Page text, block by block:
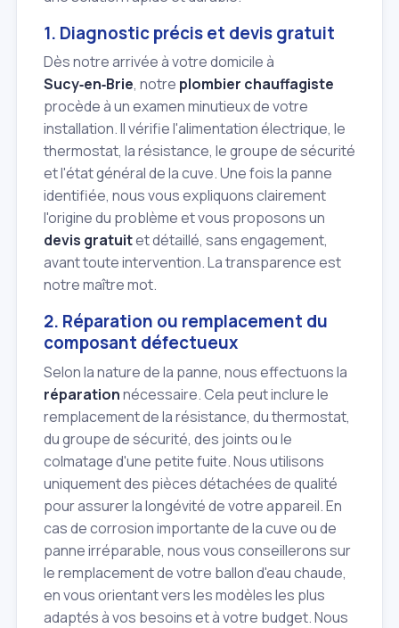
1. Diagnostic précis et devis gratuit
Dès notre arrivée à votre domicile à
Sucy‑en‑Brie, notre plombier chauffagiste
procède à un examen minutieux de votre
installation. Il vérifie l'alimentation électrique, le
thermostat, la résistance, le groupe de sécurité
et l'état général de la cuve. Une fois la panne
identifiée, nous vous expliquons clairement
l'origine du problème et vous proposons un
devis gratuitet détaillé, sans engagement,
avant toute intervention. La transparence est
notre maître mot.
2. Réparation ou remplacement du
composant défectueux
Selon la nature de la panne, nous effectuons la
réparationnécessaire. Cela peut inclure le
remplacement de la résistance, du thermostat,
du groupe de sécurité, des joints ou le
colmatage d'une petite fuite. Nous utilisons
uniquement des pièces détachées de qualité
pour assurer la longévité de votre appareil. En
cas de corrosion importante de la cuve ou de
panne irréparable, nous vous conseillerons sur
le remplacement de votre ballon d'eau chaude,
en vous orientant vers les modèles les plus
adaptés à vos besoins et à votre budget. Nous